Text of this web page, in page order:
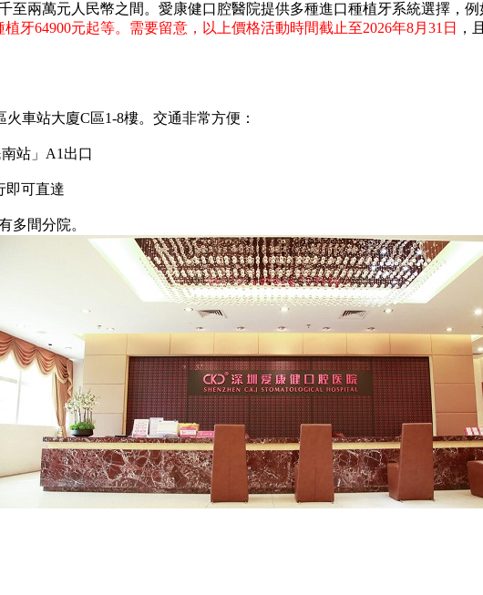
兩萬元人民幣之間。愛康健口腔醫院提供多種進口種植牙系統選擇，例
牙64900元起等。需要留意，以上價格活動時間截止至2026年8月31日
，
站大廈C區1-8樓。交通非常方便：
站」A1出口
可直達
間分院。